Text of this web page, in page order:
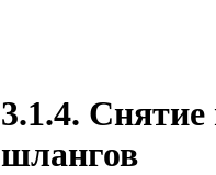
3.1.4. Снятие
шлангов